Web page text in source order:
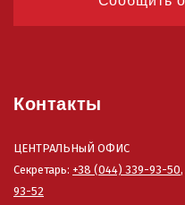
Контакты
ЦЕНТРАЛЬНыЙ ОФИС
Секретарь: +38 (044) 339-93-50,
93-52